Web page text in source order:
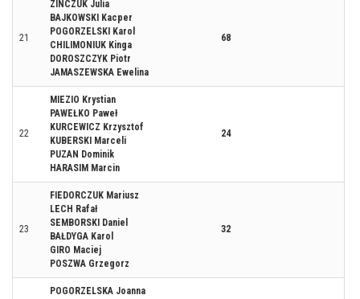
21
ZINCZUK Julia
BAJKOWSKI Kacper
POGORZELSKI Karol
CHILIMONIUK Kinga
DOROSZCZYK Piotr
JAMASZEWSKA Ewelina
68
22
MIEZIO Krystian
PAWEŁKO Paweł
KURCEWICZ Krzysztof
KUBERSKI Marceli
PUZAN Dominik
HARASIM Marcin
24
23
FIEDORCZUK Mariusz
LECH Rafał
SEMBORSKI Daniel
BAŁDYGA Karol
GIRO Maciej
POSZWA Grzegorz
32
POGORZELSKA Joanna